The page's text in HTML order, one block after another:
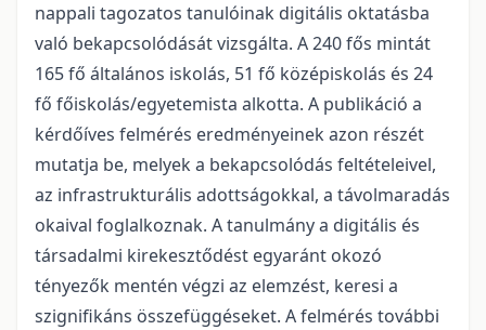
nappali tagozatos tanulóinak digitális oktatásba
való bekapcsolódását vizsgálta. A 240 fős mintát
165 fő általános iskolás, 51 fő középiskolás és 24
fő főiskolás/egyetemista alkotta. A publikáció a
kérdőíves felmérés eredményeinek azon részét
mutatja be, melyek a bekapcsolódás feltételeivel,
az infrastrukturális adottságokkal, a távolmaradás
okaival foglalkoznak. A tanulmány a digitális és
társadalmi kirekesztődést egyaránt okozó
tényezők mentén végzi az elemzést, keresi a
szignifikáns összefüggéseket. A felmérés további